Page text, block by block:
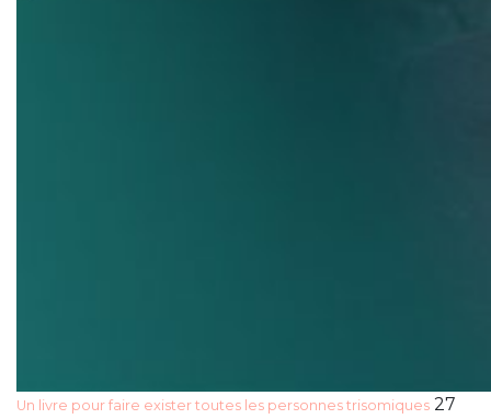
Un livre pour faire exister toutes les personnes trisomiques 27